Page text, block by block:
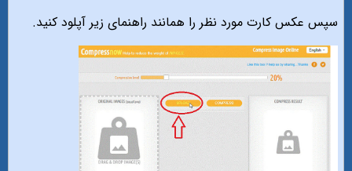
سپس عکس کارت مورد نظر را همانند راهنمای زیر آپلود کنید.